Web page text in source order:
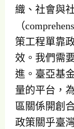
織、社會與
（
策工程單靠
效。我們需
進。臺亞基
量的平台，
區關係開創
政策關乎臺